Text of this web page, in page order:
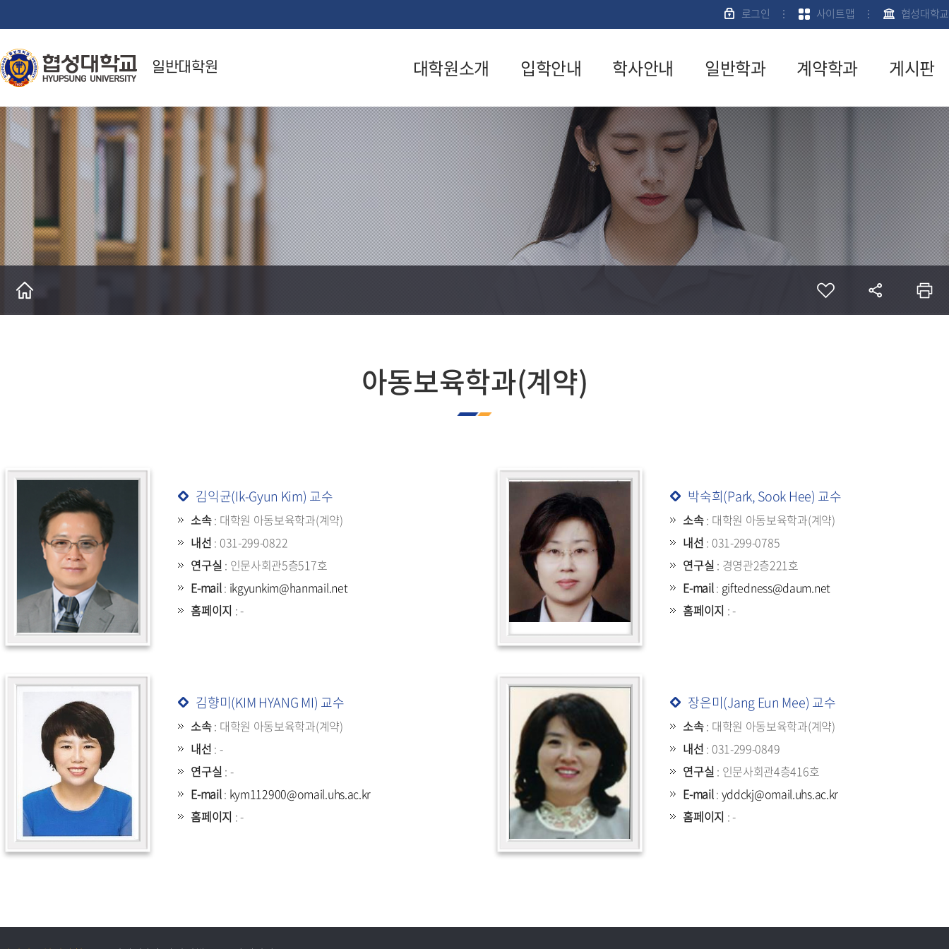
로그인 사이트맵 협성대학교
일반대학원 대학원소개
대학원장인사말
교육목적
연혁
요람
학칙·시행세칙
교학팀
찾아오시는길
입학안내
일반학과입
학안내
계약학과입
학안내
산업안전보
건학과입학
안내
학사안내
교육과정
학사일정
수강신청
논문안내
자격시험안
내
생활관안내
일반학과
신학과
사회복지학
경영학과
계약학과
입학안내
전공소개
계약학과게
시판
계약학과FA
Q
세액공제 및
게시판
공지사항
서식자료
실
질문게시
판
아동보육학과(계약)
김익균(Ik-Gyun Kim) 교수
소속: 대학원 아동보육학과(계약)
내선 : 031-299-0822
연구실 : 인문사회관5층517호
E-mail: ikgyunkim@hanmail.net
홈페이지 : -
박숙희(Park, Sook Hee) 교수
소속: 대학원 아동보육학과(계약)
내선 : 031-299-0785
연구실 : 경영관2층221호
E-mail: giftedness@daum.net
홈페이지 : -
김향미(KIM HYANG MI) 교수
소속: 대학원 아동보육학과(계약)
내선 : -
연구실 : -
E-mail: kym112900@omail.uhs.ac.kr
홈페이지 : -
장은미(Jang Eun Mee) 교수
소속: 대학원 아동보육학과(계약)
내선 : 031-299-0849
연구실 : 인문사회관4층416호
E-mail: yddckj@omail.uhs.ac.kr
홈페이지 : -